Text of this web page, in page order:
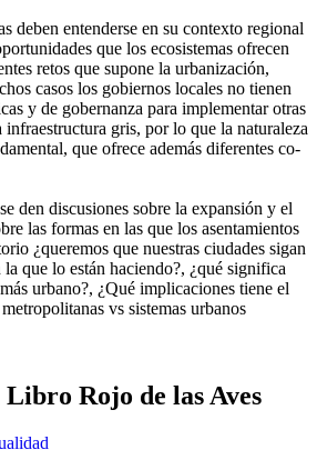
deben entenderse en su contexto regional
que los ecosistemas ofrecen
retos que supone la urbanización,
casos los gobiernos locales no tienen
y de gobernanza para implementar otras
infraestructura gris, por lo que la naturaleza
que ofrece además diferentes co-
den discusiones sobre la expansión y el
las formas en las que los asentamientos
¿queremos que nuestras ciudades sigan
que lo están haciendo?, ¿qué significa
urbano?, ¿Qué implicaciones tiene el
vs sistemas urbanos
Rojo de las Aves